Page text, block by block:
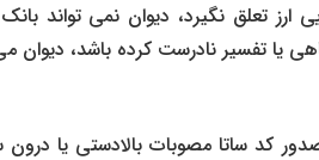
ارز تعلق نگیرد، دیوان نمی تواند
یا تفسیر نادرست کرده باشد، دیوان
کد ساتا مصوبات بالادستی یا